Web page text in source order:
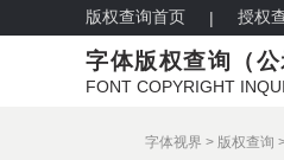
版权查询首页 | 授权
字体版权查询（
FONT COPYRIGHT
字体视界 > 版权查询